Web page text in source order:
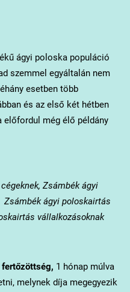
ágyi poloska populáció
szemmel egyáltalán nem
esetben több
és az első két hétben
előfordul még élő példány
Zsámbék ágyi
ágyi poloskairtás
vállalkozásoknak
1 hónap múlva
melynek díja megegyezik